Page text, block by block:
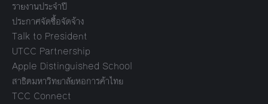
รายงานประจำปี
ประกาศจัดซื้อจัดจ้าง
Talk to President
UTCC Partnership
Apple Distinguished School
สาธิตมหาวิทยาลัยหอการค้าไทย
TCC Connect